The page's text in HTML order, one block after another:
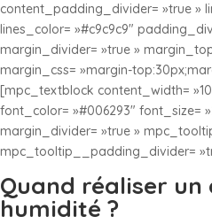
content_padding_divider= »true »
lines_color= »#c9c9c9″
margin_divider= »true »
margin_css= »margin-
[mpc_textblock content_width=
font_color= »#006293″ font_size=
margin_divider= »true »
mpc_tooltip__padding_divider=
Quand réaliser
humidité ?